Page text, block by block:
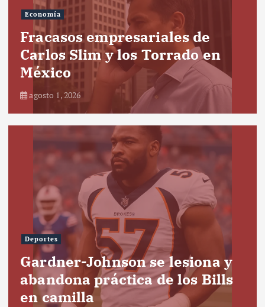
Economía
Fracasos empresariales de
Carlos Slim y los Torrado en
México
agosto 1, 2026
Deportes
Gardner-Johnson se lesiona y
abandona práctica de los Bills
en camilla